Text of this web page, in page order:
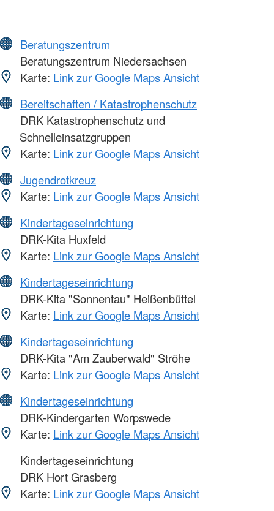
Beratungszentrum
Beratungszentrum Niedersachsen
Karte: Link zur Google Maps Ansicht
Bereitschaften / Katastrophenschutz
DRK Katastrophenschutz und
Schnelleinsatzgruppen
Karte: Link zur Google Maps Ansicht
Jugendrotkreuz
Karte: Link zur Google Maps Ansicht
Kindertageseinrichtung
DRK-Kita Huxfeld
Karte: Link zur Google Maps Ansicht
Kindertageseinrichtung
DRK-Kita "Sonnentau" Heißenbüttel
Karte: Link zur Google Maps Ansicht
Kindertageseinrichtung
DRK-Kita "Am Zauberwald" Ströhe
Karte: Link zur Google Maps Ansicht
Kindertageseinrichtung
DRK-Kindergarten Worpswede
Karte: Link zur Google Maps Ansicht
Kindertageseinrichtung
DRK Hort Grasberg
Karte: Link zur Google Maps Ansicht